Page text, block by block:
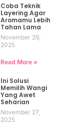
Coba Teknik
Layering Agar
Aromamu Lebih
Tahan Lama
November 29,
2025
Read More »
Ini Solusi
Memilih Wangi
Yang Awet
Seharian
November 27,
2025